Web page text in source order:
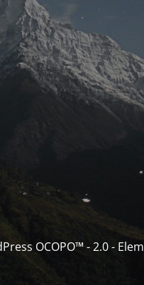
OCOPO™ - 2.0 -